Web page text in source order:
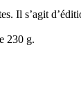
Il s’agit
230 g.